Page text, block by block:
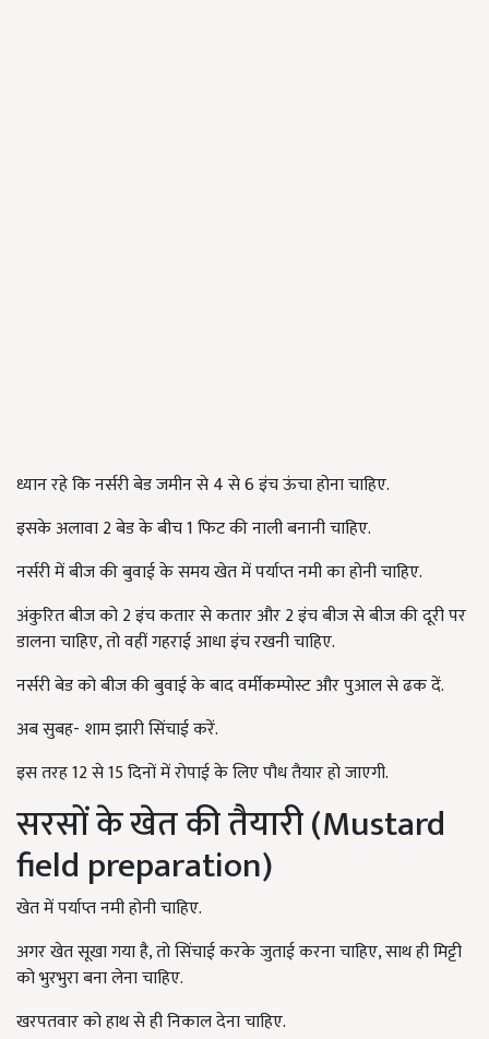
ध्यान रहे कि नर्सरी बेड जमीन से 4 से 6 इंच ऊंचा होना चाहिए.
इसके अलावा 2 बेड के बीच 1 फिट की नाली बनानी चाहिए.
नर्सरी में बीज की बुवाई के समय खेत में पर्याप्त नमी का होनी चाहिए.
अंकुरित बीज को 2 इंच कतार से कतार और 2 इंच बीज से बीज की दूरी पर
डालना चाहिए, तो वहीं गहराई आधा इंच रखनी चाहिए.
नर्सरी बेड को बीज की बुवाई के बाद वर्मीकम्पोस्ट और पुआल से ढक दें.
अब सुबह- शाम झारी सिंचाई करें.
इस तरह 12 से 15 दिनों में रोपाई के लिए पौध तैयार हो जाएगी.
सरसों के खेत की तैयारी (Mustard
field preparation)
खेत में पर्याप्त नमी होनी चाहिए.
अगर खेत सूखा गया है, तो सिंचाई करके जुताई करना चाहिए, साथ ही मिट्टी
को भुरभुरा बना लेना चाहिए.
खरपतवार को हाथ से ही निकाल देना चाहिए.